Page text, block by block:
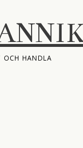
HANDLA